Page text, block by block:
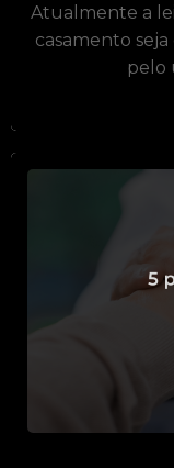
Atualmente a
casamento
pelo